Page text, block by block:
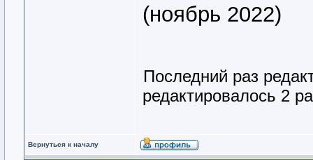
(ноябрь 2022)
Последний раз
редактировалось 2
Вернуться к началу